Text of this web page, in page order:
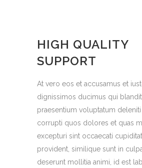
HIGH QUALITY
SUPPORT
At vero eos et accusamus et
dignissimos ducimus qui
praesentium voluptatum
corrupti quos dolores et quas
excepturi sint occaecati
provident, similique sunt in
deserunt mollitia animi, id est